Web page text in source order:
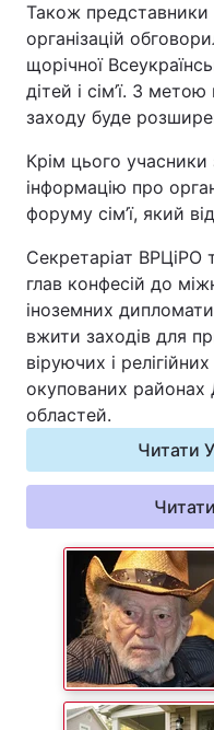
Архів
Контакти
ПОСЛУГИ
Моніторинг
Також представники
організацій
щорічної
дітей і сім’ї. З
заходу буде
Крім цього
інформацію про
форуму сім’ї, який
Секретаріат ВРЦіРО
глав конфесій до
іноземних
вжити заходів для
віруючих і
окупованих районах
областей.
Читати